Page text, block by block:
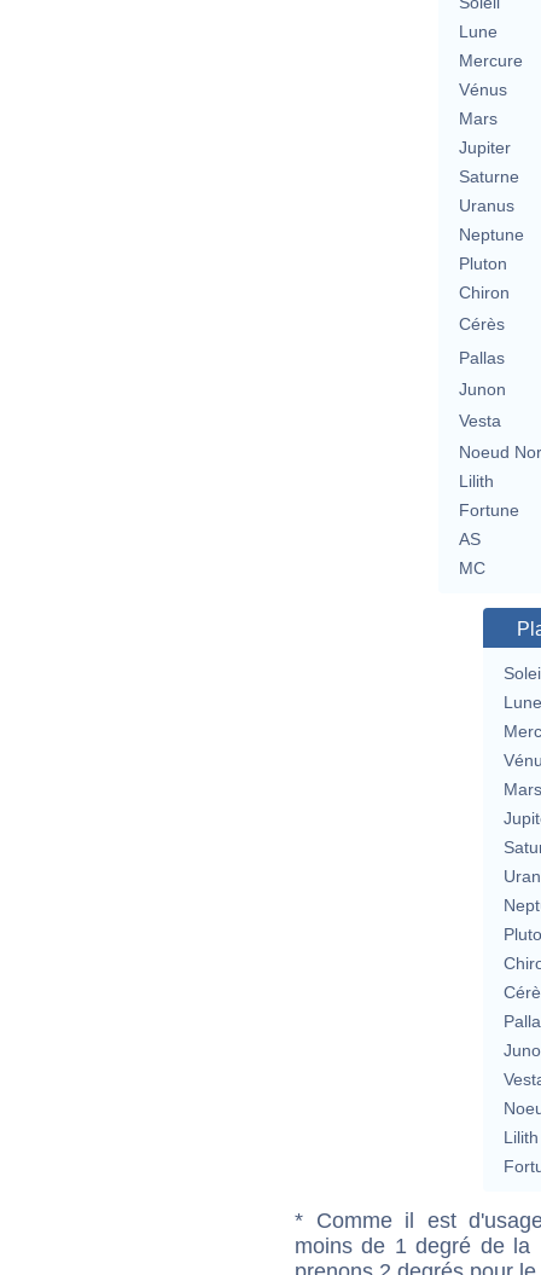
Lune
Mercure
Vénus
Mars
Jupiter
Saturne
Uranus
Neptune
Pluton
Chiron
Cérès
Pallas
Junon
Vesta
Noeud
Lilith
Fortune
AS
MC
Lune
Mars
Lilith
* Comme il est
moins de 1 degré de la